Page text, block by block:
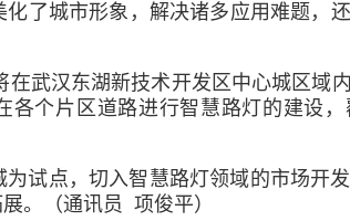
了城市形象，解决诸多应用难题，
武汉东湖新技术开发区中心城区域
各个片区道路进行智慧路灯的建设
试点，切入智慧路灯领域的市场开
。（通讯员 项俊平）